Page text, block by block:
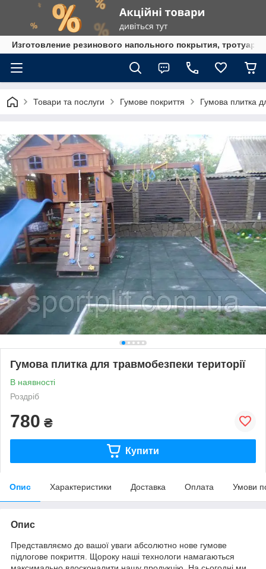
Изготовление резинового напольного покрытия,
Товари та послуги Гумове покриття Гумова плитка
Гумова плитка для травмобезпеки території
В наявності
Роздріб
780 ₴
Купити
Опис Характеристики Доставка Оплата Умови
Опис
Представляємо до вашої уваги абсолютно нове гумове
підлогове покриття. Щороку наші технологи намагаються